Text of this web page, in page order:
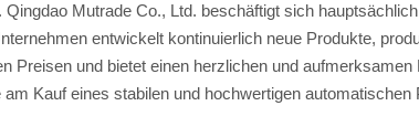
Mutrade Co., Ltd. beschäftigt sich
entwickelt kontinuierlich neue Produkte,
Preisen und bietet einen herzlichen und
am Kauf eines stabilen und hochwertigen